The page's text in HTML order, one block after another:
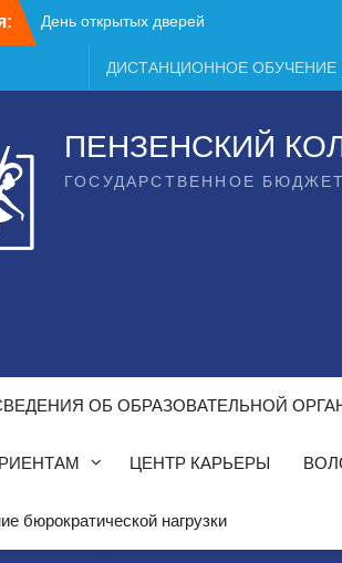
ДИСТАНЦИОННОЕ ОБУЧЕНИЕ
ПЕНЗЕНСКИЙ
ГОСУДАРСТВЕННОЕ
ОБ ОБРАЗОВАТЕЛЬНОЙ
ЦЕНТР КАРЬЕРЫ
бюрократической нагрузки